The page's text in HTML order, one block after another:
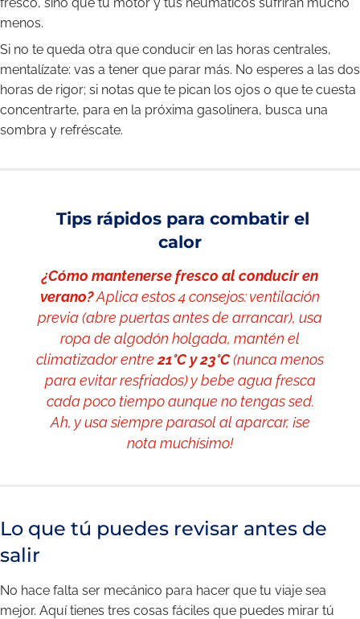
menos.
Si no te queda otra que conducir en las horas centrales,
mentalízate: vas a tener que parar más. No esperes a las dos
horas de rigor; si notas que te pican los ojos o que te cuesta
concentrarte, para en la próxima gasolinera, busca una
sombra y refréscate.
Tips rápidos para combatir el
calor
¿Cómo mantenerse fresco al conducir en
verano?Aplica estos 4 consejos: ventilación
previa (abre puertas antes de arrancar), usa
ropa de algodón holgada, mantén el
climatizador entre 21°C y 23°C(nunca menos
para evitar resfriados) y bebe agua fresca
cada poco tiempo aunque no tengas sed.
Ah, y usa siempre parasol al aparcar, ¡se
nota muchísimo!
Lo que tú puedes revisar antes de
salir
No hace falta ser mecánico para hacer que tu viaje sea
mejor. Aquí tienes tres cosas fáciles que puedes mirar tú